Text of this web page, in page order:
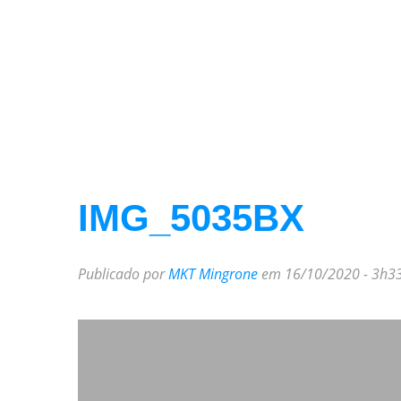
IMG_5035BX
Publicado porMKT Mingrone em 16/10/2020 -